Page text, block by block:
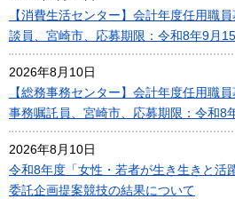
【消費生活センター】会計年度任用職
談員、宮崎市、応募期限：令和8年9月15
2026年8月10日
【総務事務センター】会計年度任用職
事務嘱託員、宮崎市、応募期限：令和8
2026年8月10日
令和8年度「女性・若者が生き生きと活
委託企画提案競技の結果について